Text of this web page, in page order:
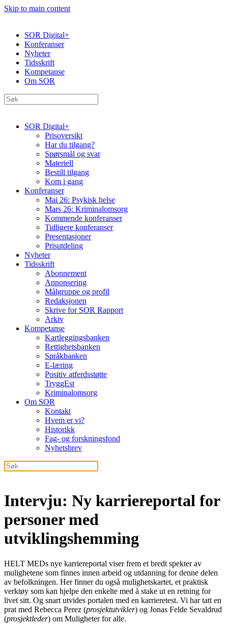
Skip to main content
SOR Digital+
Konferanser
Nyheter
Tidsskrift
Kompetanse
Om SOR
SOR Digital+
Prisoversikt
Har du tilgang?
Spørsmål og svar
Materiell
Bestill tilgang
Kom i gang
Konferanser
Mai 26: Psykisk helse
Mars 26: Kriminal­omsorg
Kommende konferanser
Tidligere konferanser
Presentasjoner
Prisutdeling
Nyheter
Tidsskrift
Abonnement
Annonsering
Målgruppe og profil
Redaksjonen
Skrive for SOR Rapport
Arkiv
Kompetanse
Kartleggingsbanken
Rettighetsbanken
Språkbanken
E-læring
Positiv atferdsstøtte
TryggEst
Kriminalomsorg
Om SOR
Kontakt
Hvem er vi?
Historikk
Fag- og forskningsfond
Nyhetsbrev
Intervju: Ny karriereportal for
personer med
utviklingshemming
HELT MEDs nye karriereportal viser frem et bredt spekter av
mulighetene som finnes innen arbeid og utdanning for denne delen
av befolkningen. Her finner du også mulighetskartet, et praktisk
verktøy som kan hjelpe den enkelte med å stake ut en retning for
livet sitt. Og snart utvides portalen med en karrieretest. Vi har tatt en
prat med Rebecca Perez (prosjektutvikler) og Jonas Felde Sevaldrud
(prosjektleder) om Muligheter for alle.